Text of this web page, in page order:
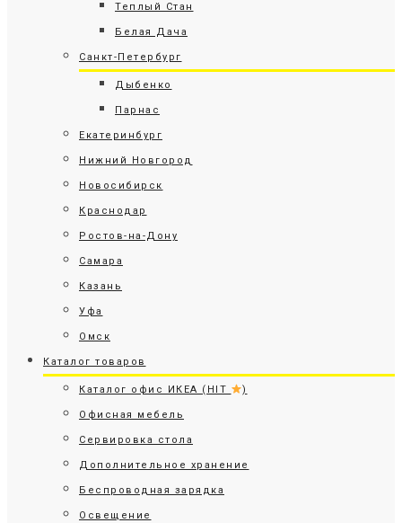
Теплый Стан
Белая Дача
Санкт-Петербург
Дыбенко
Парнас
Екатеринбург
Нижний Новгород
Новосибирск
Краснодар
Ростов-на-Дону
Самара
Казань
Уфа
Омск
Каталог товаров
Каталог офис ИКЕА (HIT )
Офисная мебель
Сервировка стола
Дополнительное хранение
Беспроводная зарядка
Освещение